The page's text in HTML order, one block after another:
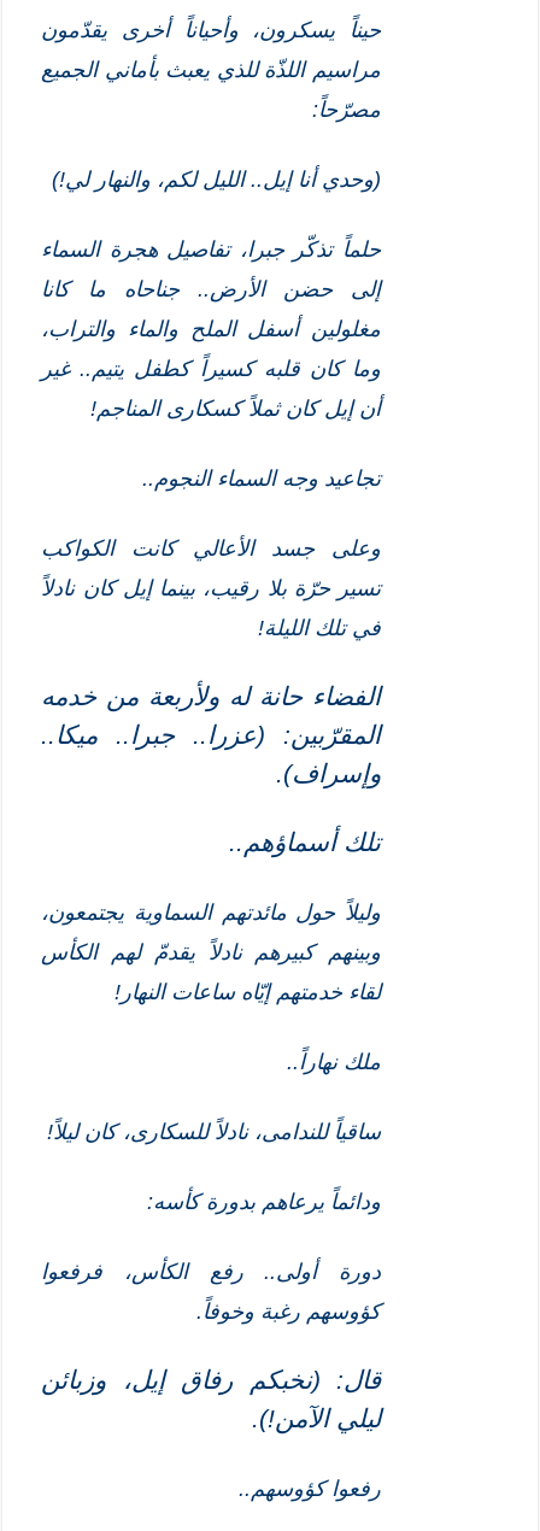
حيناً يسكرون، وأحياناً أخرى يقدّمون
مراسيم اللذّة للذي يعبث بأماني الجميع
مصرّحاً:
(وحدي أنا إيل.. الليل لكم، والنهار لي!)
حلماً تذكّر جبرا، تفاصيل هجرة السماء
إلى حضن الأرض.. جناحاه ما كانا
مغلولين أسفل الملح والماء والتراب،
وما كان قلبه كسيراً كطفل يتيم.. غير
أن إيل كان ثملاً كسكارى المناجم!
تجاعيد وجه السماء النجوم..
وعلى جسد الأعالي كانت الكواكب
تسير حرّة بلا رقيب، بينما إيل كان نادلاً
في تلك الليلة!
الفضاء حانة له ولأربعة من خدمه
المقرّبين: (عزرا.. جبرا.. ميكا..
وإسراف).
تلكأسماؤهم..
وليلاً حول مائدتهم السماوية يجتمعون،
وبينهم كبيرهم نادلاً يقدمّ لهم الكأس
لقاء خدمتهم إيّاه ساعات النهار!
ملك نهاراً..
ساقياً للندامى، نادلاً للسكارى، كان ليلاً!
ودائماً يرعاهم بدورة كأسه:
دورة أولى.. رفع الكأس، فرفعوا
كؤوسهم رغبة وخوفاً.
قال: (نخبكم رفاق إيل، وزبائن
ليلي الآمن!).
رفعوا كؤوسهم..